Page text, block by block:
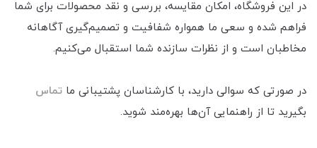
در این فروشگاه، امکان مقایسه، بررسی و نقد محصولات برای شما
فراهم شده و سعی ما همواره شفافیت و تصمیم‌گیری آگاهانه
مخاطبان است و از نظرات سازنده شما استقبال می‌کنیم.
در صورتی که سوالی دارید، با کارشناسان پشتیبانی ما تماس
بگیرید تا از راهنمایی آن‌ها بهره‌مند شوید.